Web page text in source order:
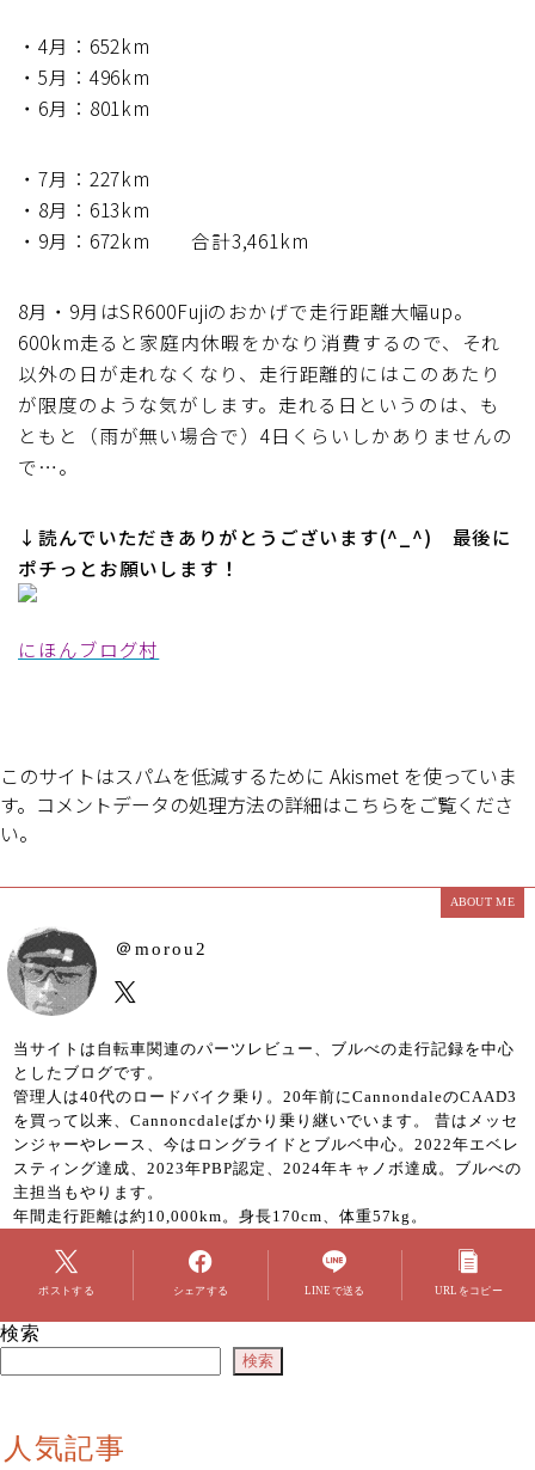
ブルべレポート2014
ブルべレポート2012
・4月：652km
・5月：496km
・6月：801km
・7月：227km
・8月：613km
・9月：672km 合計3,461km
8月・9月はSR600Fujiのおかげで走行距離大幅up。
600km走ると家庭内休暇をかなり消費するので、それ
以外の日が走れなくなり、走行距離的にはこのあたり
が限度のような気がします。走れる日というのは、も
ともと（雨が無い場合で）4日くらいしかありませんの
で…。
↓読んでいただきありがとうございます(^_^) 最後に
ポチっとお願いします！
にほんブログ村
このサイトはスパムを低減するために Akismet を使っていま
す。 コメントデータの処理方法の詳細はこちらをご覧くださ
い。
ABOUT ME
＠morou2
当サイトは自転車関連のパーツレビュー、ブルべの走行記録を中心
としたブログです。
管理人は40代のロードバイク乗り。20年前にCannondaleのCAAD3
を買って以来、Cannoncdaleばかり乗り継いでいます。 昔はメッセ
ンジャーやレース、今はロングライドとブルベ中心。2022年エベレ
スティング達成、2023年PBP認定、2024年キャノボ達成。ブルべの
主担当もやります。
年間走行距離は約10,000km。身長170cm、体重57kg。
ポストする シェアする LINEで送る URLをコピー
検索
検索
人気記事